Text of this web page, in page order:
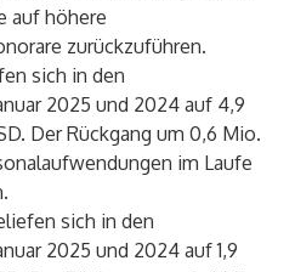
auf höhere
zurückzuführen.
sich in den
2025 und 2024 auf 4,9
Der Rückgang um 0,6 Mio.
im Laufe
sich in den
2025 und 2024 auf 1,9